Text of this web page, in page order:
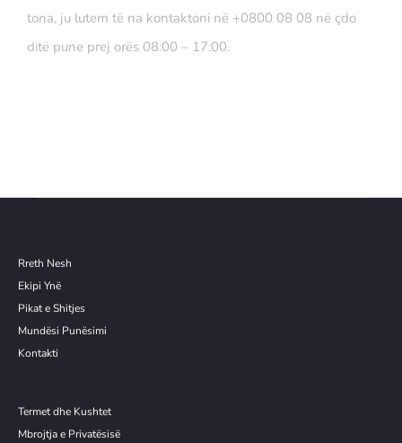
tona, ju lutem të na kontaktoni në +0800 08 08 në çdo
ditë pune prej orës 08:00 – 17:00.
Rreth Nesh
Ekipi Ynë
Pikat e Shitjes
Mundësi Punësimi
Kontakti
Termet dhe Kushtet
Mbrojtja e Privatësisë